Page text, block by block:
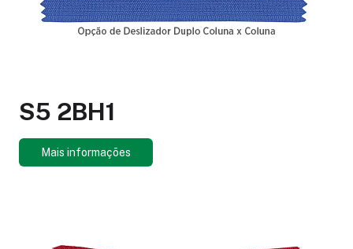
S5 2BH1
Mais informações